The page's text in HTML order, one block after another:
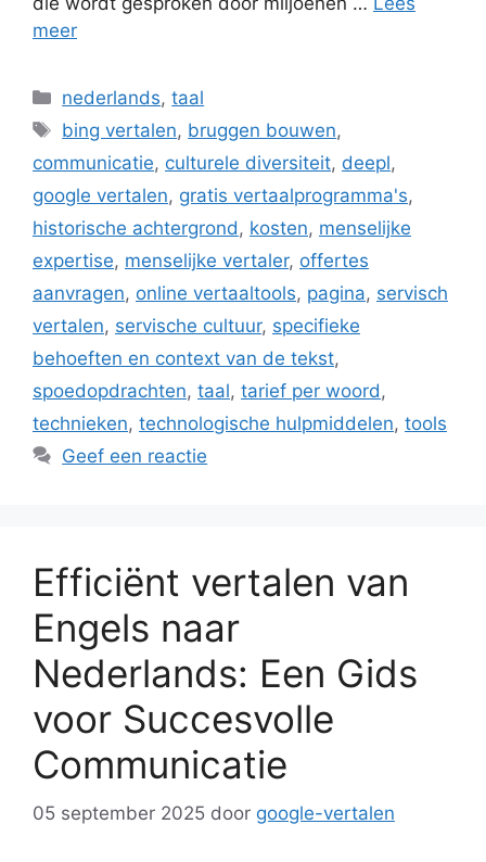
meer
Categorieën
nederlands,taal
Tags
bing vertalen, bruggen bouwen,
communicatie, culturele diversiteit, deepl,
google vertalen, gratis vertaalprogramma's,
historische achtergrond, kosten, menselijke
expertise, menselijke vertaler, offertes
aanvragen, online vertaaltools, pagina, servisch
vertalen, servische cultuur, specifieke
behoeften en context van de tekst,
spoedopdrachten, taal, tarief per woord,
technieken, technologische hulpmiddelen, tools
Geef een reactie
Efficiënt vertalen van
Engels naar
Nederlands: Een Gids
voor Succesvolle
Communicatie
05 september 2025 door google-vertalen